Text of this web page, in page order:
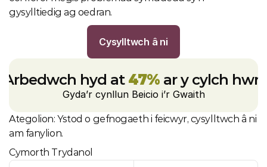
gysylltiedig ag oedran.
Cysylltwch â ni
Arbedwch hyd at 47% ar y cylch hwn
Gyda’r cynllun Beicio i’r Gwaith
Ategolion: Ystod o gefnogaeth i feicwyr, cysylltwch â ni
am fanylion.
Cymorth Trydanol